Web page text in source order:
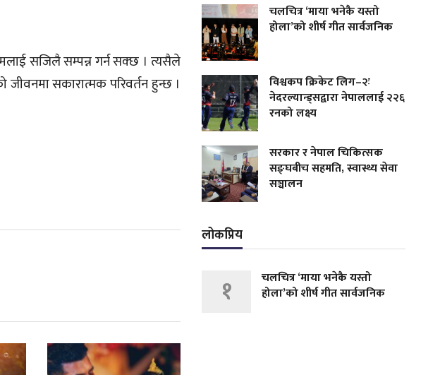
सजिलै सम्पन्न गर्न सक्छ । त्यसैले
जीवनमा सकारात्मक परिवर्तन हुन्छ ।
चलचित्र ‘माया भनेकै यस्तो
होला’को शीर्ष गीत सार्वजनिक
विश्वकप क्रिकेट लिग–२ः
नेदरल्यान्ड्सद्वारा नेपाललाई २२६
रनको लक्ष्य
सरकार र नेपाल चिकित्सक
सङ्घबीच सहमति, स्वास्थ्य सेवा
सञ्चालन
लोकप्रिय
१
चलचित्र ‘माया भनेकै यस्तो
होला’को शीर्ष गीत सार्वजनिक